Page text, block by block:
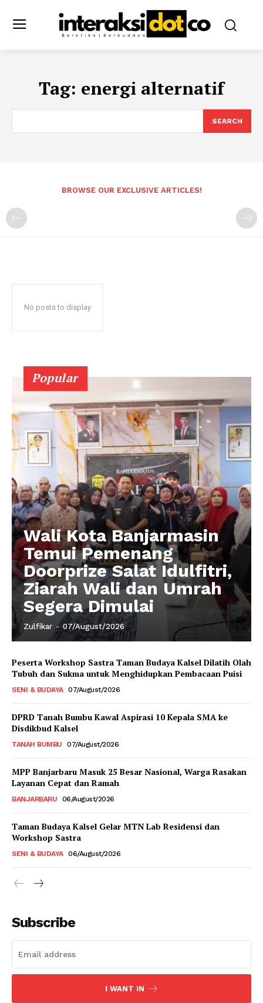
Tag: energi alternatif
SEARCH
BROWSE OUR EXCLUSIVE ARTICLES!
No posts to display
Popular
Wali Kota Banjarmasin
Temui Pemenang
Doorprize Salat Idulfitri,
Ziarah Wali dan Umrah
Segera Dimulai
Zulfikar - 07/August/2026
Peserta Workshop Sastra Taman Budaya Kalsel Dilatih Olah
Tubuh dan Sukma untuk Menghidupkan Pembacaan Puisi
SENI & BUDAYA 07/August/2026
DPRD Tanah Bumbu Kawal Aspirasi 10 Kepala SMA ke
Disdikbud Kalsel
TANAH BUMBU 07/August/2026
MPP Banjarbaru Masuk 25 Besar Nasional, Warga Rasakan
Layanan Cepat dan Ramah
BANJARBARU 06/August/2026
Taman Budaya Kalsel Gelar MTN Lab Residensi dan
Workshop Sastra
SENI & BUDAYA 06/August/2026
Subscribe
I WANT IN